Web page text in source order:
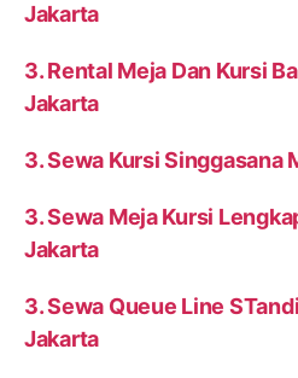
Jakarta
3. Rental Meja Dan Kursi
Jakarta
3. Sewa Kursi Singgasana
3. Sewa Meja Kursi
Jakarta
3. Sewa Queue Line
Jakarta